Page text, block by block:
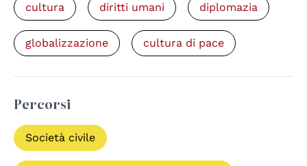
cultura diritti umani diplomazia
globalizzazione cultura di pace
Percorsi
Società civile